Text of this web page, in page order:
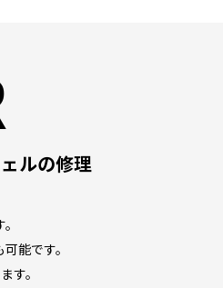
ルの修理
能です。
す。